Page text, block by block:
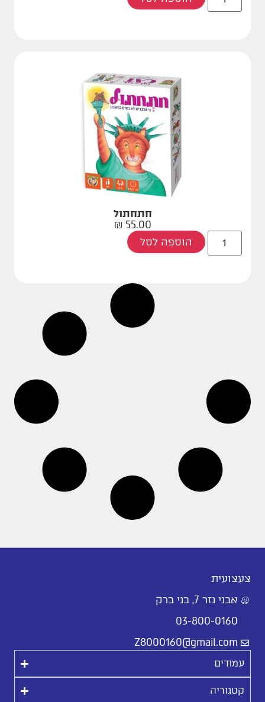
חתחתול
55.00
₪
הוספה לסל
צעצועית
אבני נזר 7, בני ברק
03-800-0160
Z8000160@gmail.com
עמודים
קטגוריה